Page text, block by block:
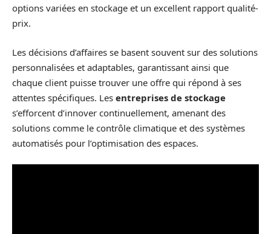
options variées en stockage et un excellent rapport qualité-
prix.
Les décisions d’affaires se basent souvent sur des solutions
personnalisées et adaptables, garantissant ainsi que
chaque client puisse trouver une offre qui répond à ses
attentes spécifiques. Les entreprises de stockage
s’efforcent d’innover continuellement, amenant des
solutions comme le contrôle climatique et des systèmes
automatisés pour l’optimisation des espaces.